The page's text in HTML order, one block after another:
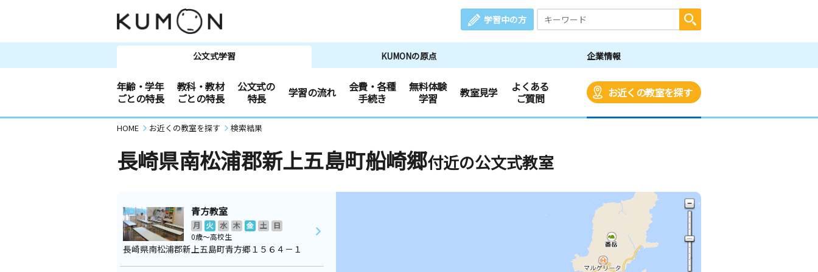
学習中の方
公文式学習 KUMONの原点 企業情報
年齢・学年
ごとの特長
教科・教材
ごとの特長
公文式の
特長
学習の流れ
会費・各種
手続き
無料体験
学習
教室見学
よくある
ご質問
お近くの教室を探す
HOME お近くの教室を探す 検索結果
長崎県南松浦郡新上五島町船崎郷付近の公文式教室
青方教室
月 火 水 木 金 土
日
0歳～高校生
長崎県南松浦郡新上五島町青方郷１５６４－１